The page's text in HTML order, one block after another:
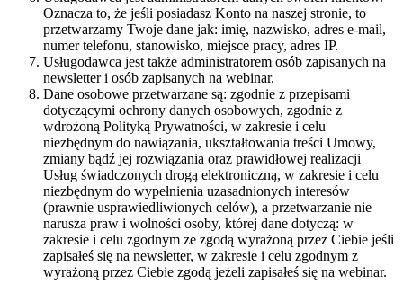
Oznacza to, że jeśli posiadasz Konto na naszej stronie, to
przetwarzamy Twoje dane jak: imię, nazwisko, adres e-mail,
numer telefonu, stanowisko, miejsce pracy, adres IP.
Usługodawca jest także administratorem osób zapisanych na
newsletter i osób zapisanych na webinar.
Dane osobowe przetwarzane są: zgodnie z przepisami
dotyczącymi ochrony danych osobowych, zgodnie z
wdrożoną Polityką Prywatności, w zakresie i celu
niezbędnym do nawiązania, ukształtowania treści Umowy,
zmiany bądź jej rozwiązania oraz prawidłowej realizacji
Usług świadczonych drogą elektroniczną, w zakresie i celu
niezbędnym do wypełnienia uzasadnionych interesów
(prawnie usprawiedliwionych celów), a przetwarzanie nie
narusza praw i wolności osoby, której dane dotyczą: w
zakresie i celu zgodnym ze zgodą wyrażoną przez Ciebie jeśli
zapisałeś się na newsletter, w zakresie i celu zgodnym z
wyrażoną przez Ciebie zgodą jeżeli zapisałeś się na webinar.